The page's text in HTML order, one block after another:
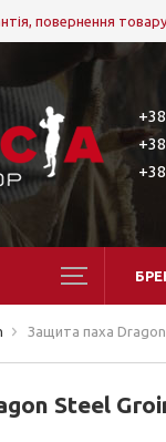
повернення товару
Защита паха
Steel